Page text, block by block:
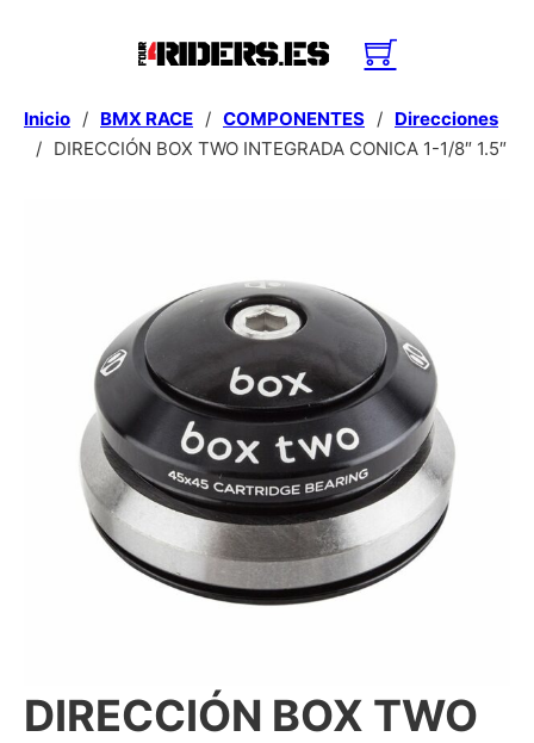
Inicio / BMX RACE / COMPONENTES / Direcciones
/ DIRECCIÓN BOX TWO INTEGRADA CONICA 1-1/8″ 1.5″
DIRECCIÓN BOX TWO